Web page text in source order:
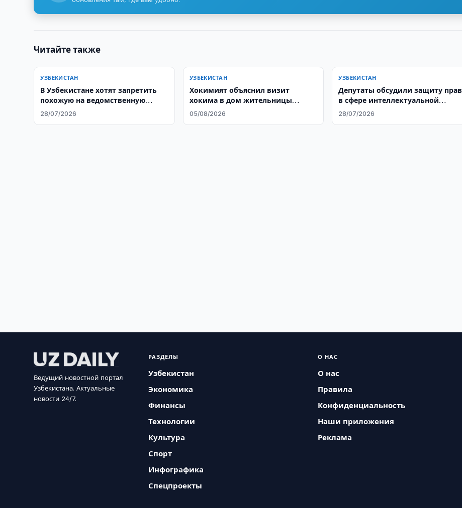
Читайте также
УЗБЕКИСТАН
В Узбекистане хотят запретить
похожую на ведомственную
форму одежду
28/07/2026
УЗБЕКИСТАН
Хокимият объяснил визит
хокима в дом жительницы
Шахрисабза
05/08/2026
УЗБЕКИСТАН
Депутаты обсудили защиту прав
в сфере интеллектуальной
собственности
28/07/2026
Ведущий новостной портал
Узбекистана. Актуальные
новости 24/7.
РАЗДЕЛЫ
Узбекистан
Экономика
Финансы
Технологии
Культура
Спорт
Инфографика
Спецпроекты
О НАС
О нас
Правила
Конфиденциальность
Наши приложения
Реклама